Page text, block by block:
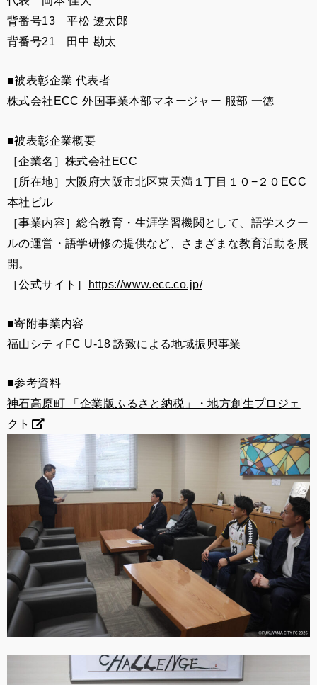
背番号13 平松 遼太郎
背番号21 田中 勘太
■被表彰企業 代表者
株式会社ECC 外国事業本部マネージャー 服部 一徳
■被表彰企業概要
［企業名］株式会社ECC
［所在地］大阪府大阪市北区東天満１丁目１０−２０ECC
本社ビル
［事業内容］総合教育・生涯学習機関として、語学スクー
ルの運営・語学研修の提供など、さまざまな教育活動を展
開。
［公式サイト］ https://www.ecc.co.jp/
■寄附事業内容
福山シティFC U-18 誘致による地域振興事業
■参考資料
神石高原町 「企業版ふるさと納税」・地方創生プロジェ
クト